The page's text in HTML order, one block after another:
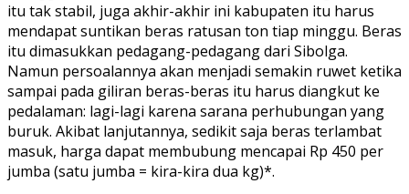
itu tak stabil, juga akhir-akhir ini kabupaten itu harus
mendapat suntikan beras ratusan ton tiap minggu. Beras
itu dimasukkan pedagang-pedagang dari Sibolga.
Namun persoalannya akan menjadi semakin ruwet ketika
sampai pada giliran beras-beras itu harus diangkut ke
pedalaman: lagi-lagi karena sarana perhubungan yang
buruk. Akibat lanjutannya, sedikit saja beras terlambat
masuk, harga dapat membubung mencapai Rp 450 per
jumba (satu jumba = kira-kira dua kg)*.